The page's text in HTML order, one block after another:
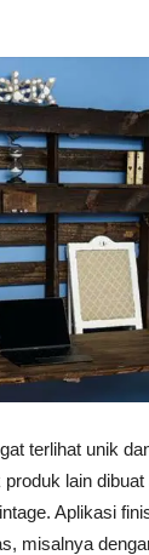
terlihat unik
lain dibuat
Aplikasi
misalnya